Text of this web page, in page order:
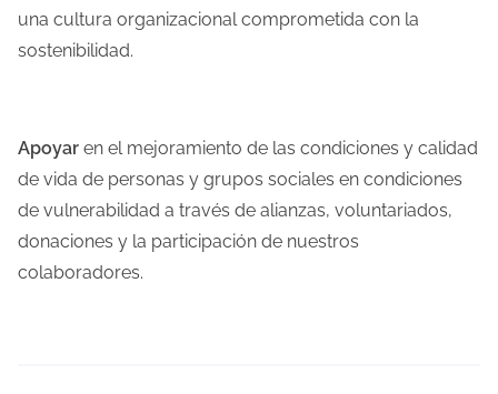
una cultura organizacional comprometida con la
sostenibilidad.
Apoyar en el mejoramiento de las condiciones y calidad
de vida de personas y grupos sociales en condiciones
de vulnerabilidad a través de alianzas, voluntariados,
donaciones y la participación de nuestros
colaboradores.